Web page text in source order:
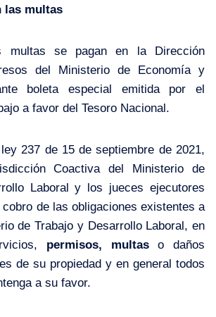
las multas
multas se pagan en la Dirección
del Ministerio de Economía y
boleta especial emitida por el
a favor del Tesoro Nacional.
237 de 15 de septiembre de 2021,
Coactiva del Ministerio de
Laboral y los jueces ejecutores
de las obligaciones existentes a
de Trabajo y Desarrollo Laboral, en
permisos, multaso daños
de su propiedad y en general todos
a su favor.